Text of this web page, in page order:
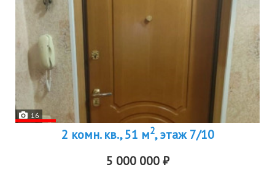
16
2 комн. кв., 51 м2, этаж 7/10
5 000 000 ₽